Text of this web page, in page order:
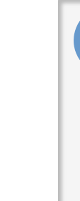
a
s